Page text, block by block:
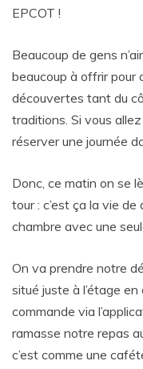
EPCOT !
Beaucoup de gens
beaucoup à offrir pour
découvertes tant du
traditions. Si vous
réserver une journée
Donc, ce matin on se
tour : c’est ça la vie
chambre avec une
On va prendre notre
situé juste à l’étage en
commande via
ramasse notre repas
c’est comme une